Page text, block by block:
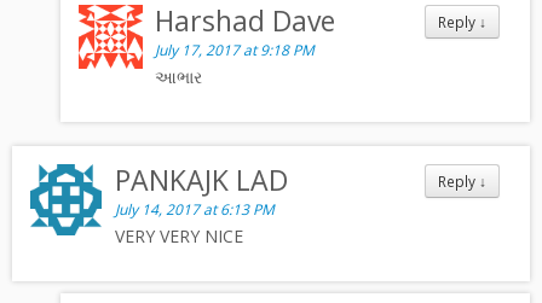
Reply ↓
Harshad Dave
July 17, 2017 at 9:18 PM
આભાર
Reply ↓
PANKAJK LAD
July 14, 2017 at 6:13 PM
VERY VERY NICE